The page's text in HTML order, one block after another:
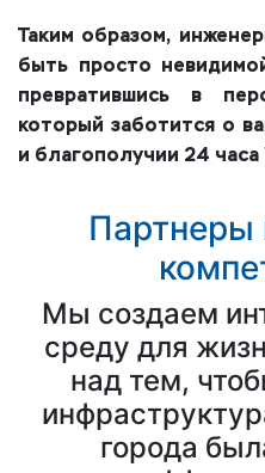
Таким образом,
быть просто
превратившись в
который заботится о
и благополучии 24
Партнеры
Мы создаем
среду для
над тем,
города